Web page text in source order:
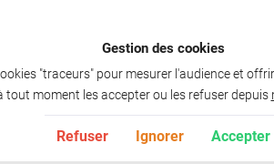
Gestion des cookies
"traceurs" pour mesurer l'audience et
tout moment les accepter ou les refuser depuis
Refuser Ignorer Accepter